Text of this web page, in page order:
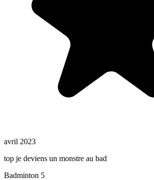
avril 2023
top je deviens un monstre au bad
Badminton 5